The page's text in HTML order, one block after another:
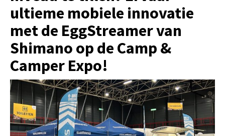
ultieme mobiele innovatie
met de EggStreamer van
Shimano op de Camp &
Camper Expo!